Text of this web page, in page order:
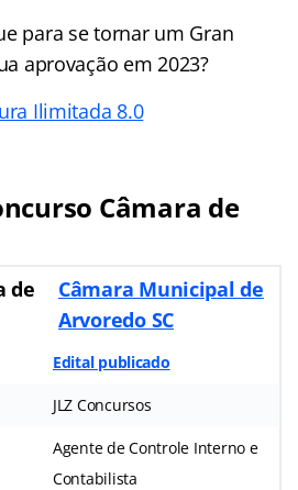
para se tornar um Gran
aprovação em 2023?
Ilimitada 8.0
Câmara de
de
Câmara Municipal de
Arvoredo SC
Edital publicado
JLZ Concursos
Agente de Controle Interno e
Contabilista